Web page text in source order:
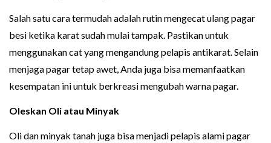
Salah satu cara termudah adalah rutin mengecat ulang pagar
besi ketika karat sudah mulai tampak. Pastikan untuk
menggunakan cat yang mengandung pelapis antikarat. Selain
menjaga pagar tetap awet, Anda juga bisa memanfaatkan
kesempatan ini untuk berkreasi mengubah warna pagar.
Oleskan Oli atau Minyak
Oli dan minyak tanah juga bisa menjadi pelapis alami pagar